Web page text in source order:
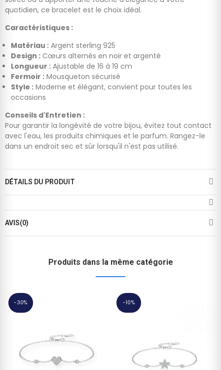
quotidien, ce bracelet est le choix idéal.
Caractéristiques :
Matériau : Argent sterling 925
Design : Cœurs alternés en noir et argenté
Longueur : Ajustable de 16 à 19 cm
Fermoir : Mousqueton sécurisé
Style : Moderne et élégant, convient pour toutes les
occasions
Conseils d'Entretien :
Pour garantir la longévité de votre bijou, évitez tout contact
avec l'eau, les produits chimiques et le parfum. Rangez-le
dans un endroit sec et sûr lorsqu'il n'est pas utilisé.
DÉTAILS DU PRODUIT
AVIS(0)
Produits dans la même catégorie
-30% -10%